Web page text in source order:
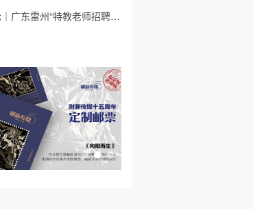
火线评论｜广东雷州“特教老师招聘违规”很雷，仍有诸多疑点